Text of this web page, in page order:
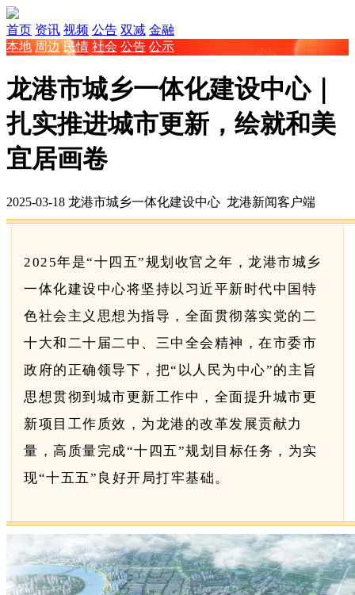
首页 资讯 视频 公告 双减 金融
本地 周边 民情 社会 公告 公示
龙港市城乡一体化建设中心｜
扎实推进城市更新，绘就和美
宜居画卷
2025-03-18 龙港市城乡一体化建设中心 龙港新闻客户端
2025年是“十四五”规划收官之年，龙港市城乡
一体化建设中心将坚持以习近平新时代中国特
色社会主义思想为指导，全面贯彻落实党的二
十大和二十届二中、三中全会精神，在市委市
政府的正确领导下，把“以人民为中心”的主旨
思想贯彻到城市更新工作中，全面提升城市更
新项目工作质效，为龙港的改革发展贡献力
量，高质量完成“十四五”规划目标任务，为实
现“十五五”良好开局打牢基础。